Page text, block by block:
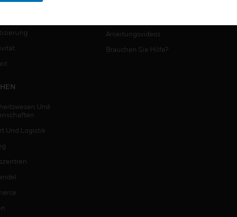
Und
Und Logistik
Anleitungsvideos
Brauchen Sie Hilfe?